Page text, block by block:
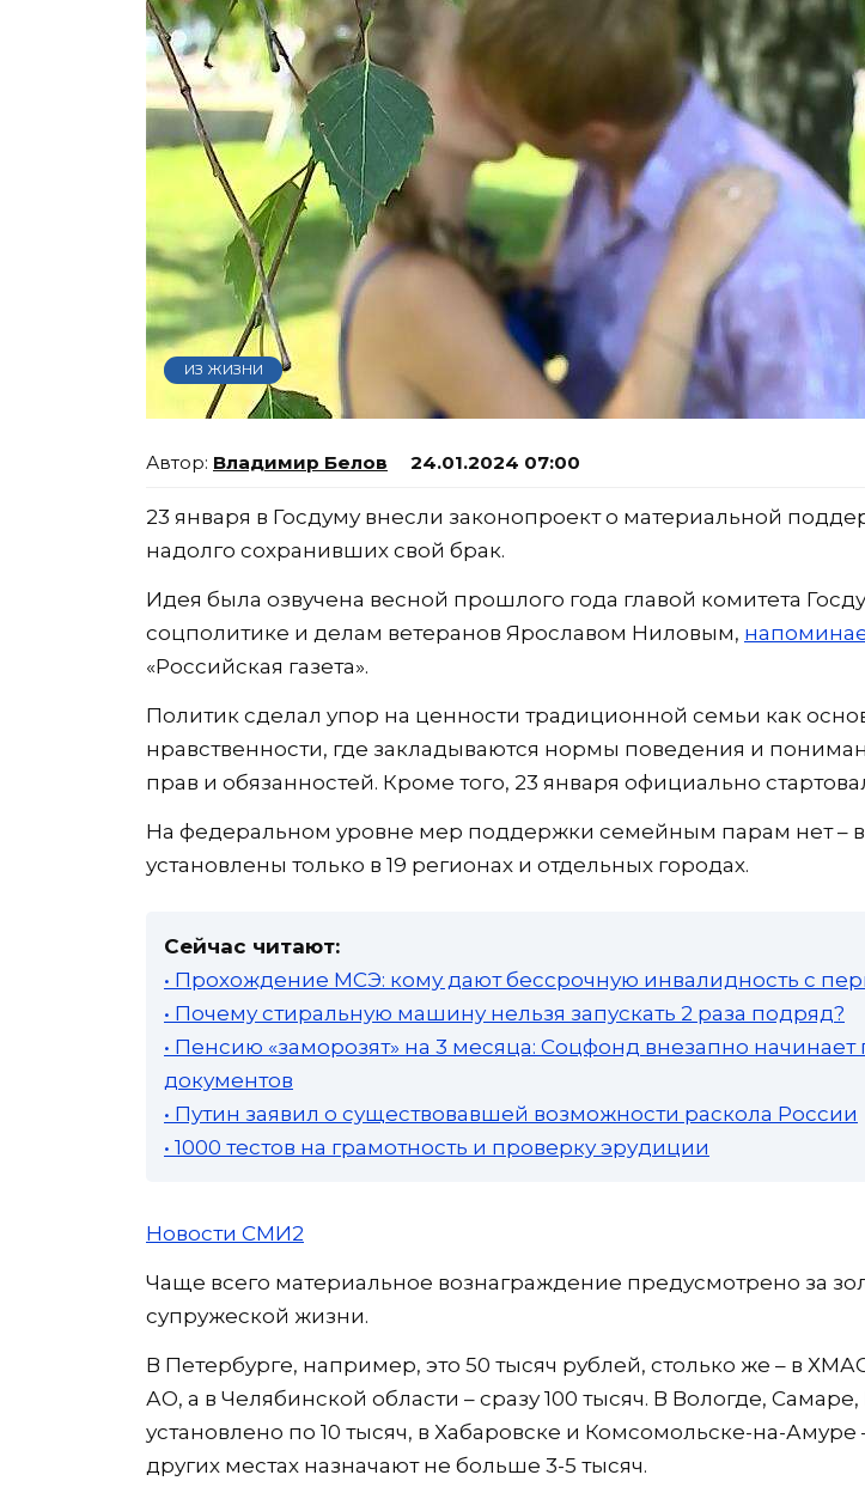
ИЗ ЖИЗНИ
Владимир Белов 24.01.2024 07:00
23 января в Госдуму внесли законопроект о материальной
надолго сохранивших свой брак.
Идея была озвучена весной прошлого года главой комитета
соцполитике и делам ветеранов Ярославом Ниловым,
«Российская газета».
Политик сделал упор на ценности традиционной семьи как
нравственности, где закладываются нормы поведения и
прав и обязанностей. Кроме того, 23 января официально
На федеральном уровне мер поддержки семейным парам нет –
установлены только в 19 регионах и отдельных городах.
Сейчас читают:
• Прохождение МСЭ: кому дают бессрочную инвалидность с
• Почему стиральную машину нельзя запускать 2 раза подряд?
• Пенсию «заморозят» на 3 месяца: Соцфонд внезапно начинает
документов
• Путин заявил о существовавшей возможности раскола России
• 1000 тестов на грамотность и проверку эрудиции
Новости СМИ2
Чаще всего материальное вознаграждение предусмотрено за
супружеской жизни.
В Петербурге, например, это 50 тысяч рублей, столько же – в
АО, а в Челябинской области – сразу 100 тысяч. В Вологде,
установлено по 10 тысяч, в Хабаровске и Комсомольске-на-Амуре
других местах назначают не больше 3-5 тысяч.